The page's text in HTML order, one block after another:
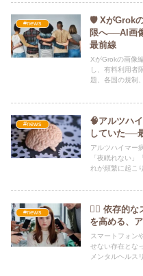
#news
🛡️ XがGrok
限へ──AI画
最前線
XがGrokの画像
し、有料利用者
題、各国の規制
#news
🧠アルツハ
していた──
アルツハイマー
「夜眠れない」
れが頻繁に起こ
#news
🕵️‍♂️ 依存的な
を高める、
スマートフォン
せない存在とな
メンタルヘルス